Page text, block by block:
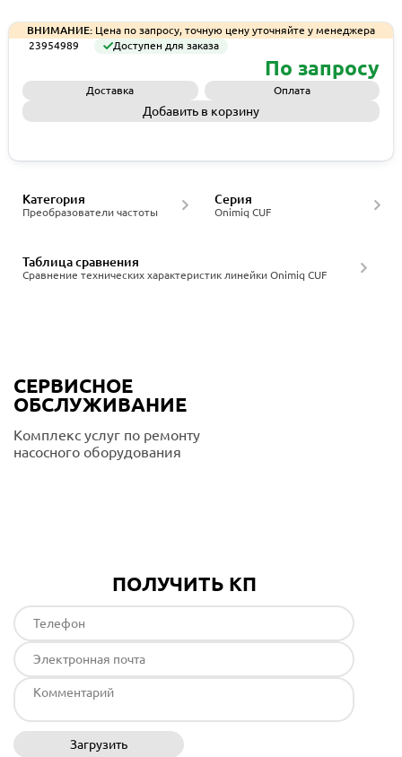
ВНИМАНИЕ: Цена по запросу, точную цену уточняйте у менеджера
23954989
Доступен для заказа
По запросу
Доставка Оплата
Добавить в корзину
Преобразователи частоты
Категория
Onimiq CUF
Серия
Сравнение технических характеристик линейки Onimiq CUF
Таблица сравнения
СЕРВИСНОЕ
ОБСЛУЖИВАНИЕ
Комплекс услуг по ремонту
насосного оборудования
ПОЛУЧИТЬ КП
Загрузить